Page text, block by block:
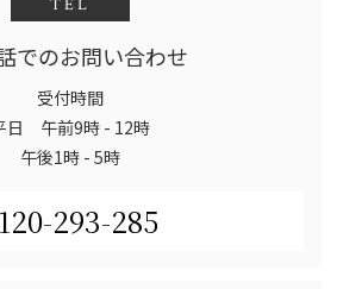
TEL
でのお問い合わせ
受付時間
日 午前9時 - 12時
午後1時 - 5時
293-285